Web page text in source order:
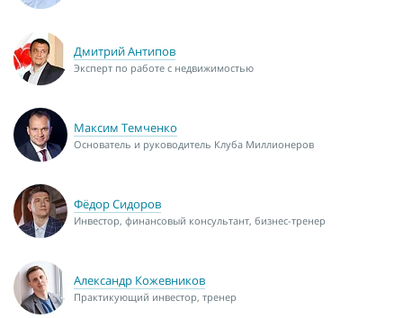
Дмитрий Антипов
Эксперт по работе с недвижимостью
Максим Темченко
Основатель и руководитель Клуба Миллионеров
Фёдор Сидоров
Инвестор, финансовый консультант, бизнес-тренер
Александр Кожевников
Практикующий инвестор, тренер